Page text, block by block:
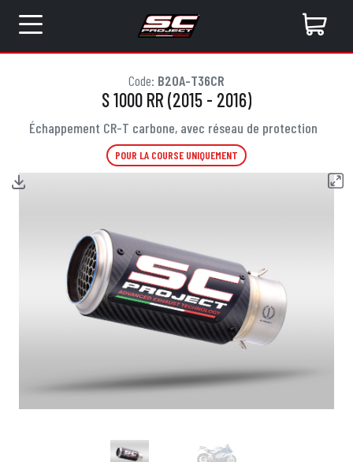
Code: B20A-T36CR
S 1000 RR (2015 - 2016)
Échappement CR-T carbone, avec réseau de protection
POUR LA COURSE UNIQUEMENT